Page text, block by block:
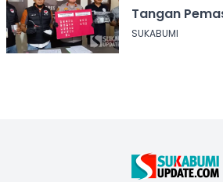
Tangan
Narkoba
SUKABUMI